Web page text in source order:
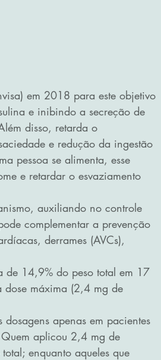
em 2018 para este objetivo
e inibindo a secreção de
disso, retarda o
e redução da ingestão
pessoa se alimenta, esse
e retardar o esvaziamento
auxiliando no controle
complementar a prevenção
derrames (AVCs),
de 14,9% do peso total em 17
dose máxima (2,4 mg de
apenas em pacientes
aplicou 2,4 mg de
enquanto aqueles que